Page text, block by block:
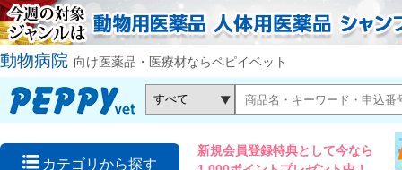
動物病院 向け医薬品・医療材ならペピイベット
カテゴリから探す
新規会員登録特典として今なら